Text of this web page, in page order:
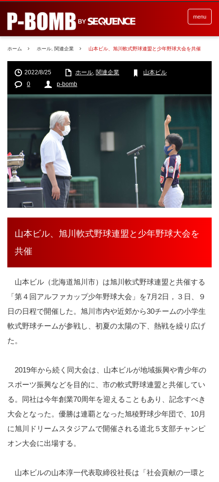
menu
ホーム ホール 関連企業 山本ビル、旭川軟式野球連盟と少年野球大会を共催
2022/8/25 ホール, 関連企業
山本ビル
0
p-bomb
山本ビル、旭川軟式野球連盟と少年野球大会を
共催
山本ビル（北海道旭川市）は旭川軟式野球連盟と共催する
「第４回アルファカップ少年野球大会」を7月2日，３日、９
日の日程で開催した。旭川市内や近郊から30チームの小学生
軟式野球チームが参戦し、初夏の太陽の下、熱戦を繰り広げ
た。
2019年から続く同大会は、山本ビルが地域振興や青少年の
スポーツ振興などを目的に、市の軟式野球連盟と共催してい
る。同社は今年創業70周年を迎えることもあり、記念すべき
大会となった。優勝は連覇となった旭稜野球少年団で、10月
に旭川ドリームスタジアムで開催される道北５支部チャンピ
オン大会に出場する。
山本ビルの山本淳一代表取締役社長は「社会貢献の一環と